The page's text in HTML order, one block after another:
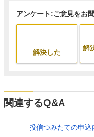
アンケート:ご意見をお
解決した
解
関連するQ&A
投信つみたての申込